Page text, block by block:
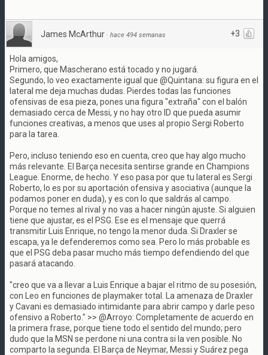
+3
James McArthur · hace 494 semanas
Hola amigos,
Primero, que Mascherano está tocado y no jugará.
Segundo, lo veo exactamente igual que @Quintana: su figura en el
lateral me deja muchas dudas. Pierdes todas las funciones
ofensivas de esa pieza, pones una figura "extraña" con el balón
demasiado cerca de Messi, y no hay otro ID que pueda asumir
funciones creativas, a menos que uses al propio Sergi Roberto
para la tarea.
Pero, incluso teniendo eso en cuenta, creo que hay algo mucho
más relevante. El Barça necesita sentirse grande en Champions
League. Enorme, de hecho. Y eso pasa por que tu lateral es Sergi
Roberto, lo es por su aportación ofensiva y asociativa (aunque la
podamos poner en duda), y es con lo que saldrás al campo.
Porque no temes al rival y no vas a hacer ningún ajuste. Si alguien
tiene que ajustar, es el PSG. Ese es el mensaje que querrá
transmitir Luis Enrique, no tengo la menor duda. Si Draxler se
escapa, ya le defenderemos como sea. Pero lo más probable es
que el PSG deba pasar mucho más tiempo defendiendo del que
pasará atacando.
"creo que va a llevar a Luis Enrique a bajar el ritmo de su posesión,
con Leo en funciones de playmaker total. La amenaza de Draxler
y Cavani es demasiado intimidante para abrir campo y darle peso
ofensivo a Roberto." >> @Arroyo: Completamente de acuerdo en
la primera frase, porque tiene todo el sentido del mundo; pero
dudo que la MSN se perdone ni una contra si la ven posible. No
comparto la segunda. El Barça de Neymar, Messi y Suárez pega